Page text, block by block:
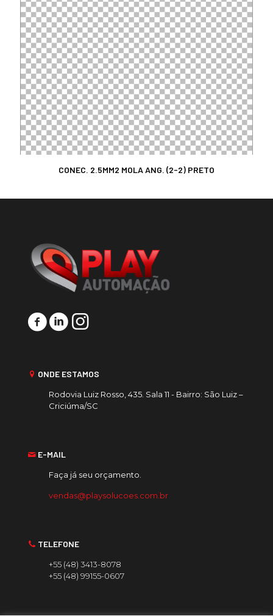
CONEC. 2.5MM2 MOLA ANG. (2-2) PRETO
ONDE ESTAMOS
Rodovia Luiz Rosso, 435. Sala 11 - Bairro: São Luiz –
Criciúma/SC
E-MAIL
Faça já seu orçamento.
vendas@playsolucoes.com.br
TELEFONE
+55 (48) 3413-8078
+55 (48) 99155-0607